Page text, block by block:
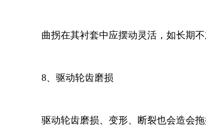
曲拐在其衬套中应摆动灵活，如长期不
8 、驱动轮齿磨损
驱动轮齿磨损、变形、断裂也会造会拖